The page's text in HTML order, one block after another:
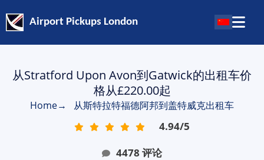
Airport Pickups London
从Stratford Upon Avon到Gatwick的出租车价
格从£220.00起
Home→ 从斯特拉特福德阿邦到盖特威克出租车
4.94/5
4478 评论